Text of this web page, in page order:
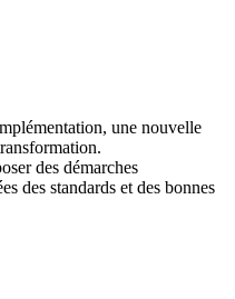
une nouvelle
des démarches
des standards et des bonnes